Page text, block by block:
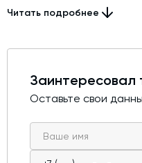
Электродвигатель 37–45
Читать подробнее
Заинтересовал
Оставьте свои